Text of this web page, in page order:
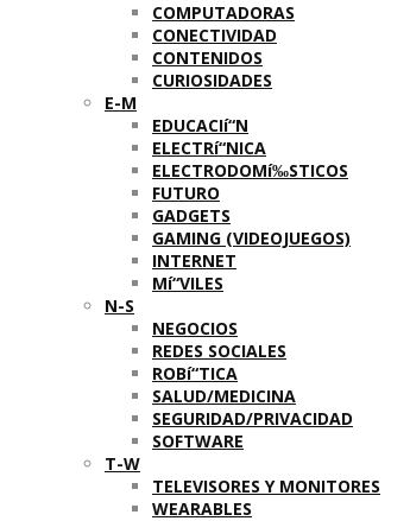
COMPUTADORAS
CONECTIVIDAD
CONTENIDOS
CURIOSIDADES
E-M
EDUCACIí“N
ELECTRí“NICA
ELECTRODOMí‰STICOS
FUTURO
GADGETS
GAMING (VIDEOJUEGOS)
INTERNET
Mí“VILES
N-S
NEGOCIOS
REDES SOCIALES
ROBí“TICA
SALUD/MEDICINA
SEGURIDAD/PRIVACIDAD
SOFTWARE
T-W
TELEVISORES Y MONITORES
WEARABLES